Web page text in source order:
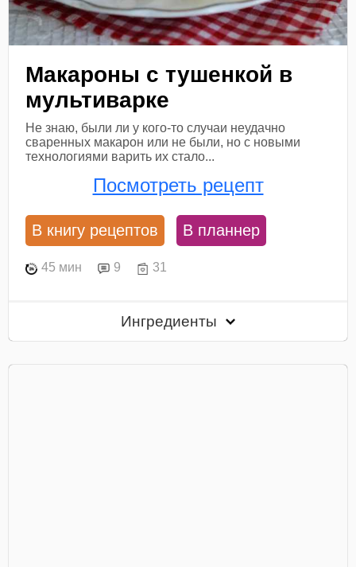
Макароны с тушенкой в
мультиварке
Не знаю, были ли у кого-то случаи неудачно
сваренных макарон или не были, но с новыми
технологиями варить их стало...
Посмотреть рецепт
В книгу рецептов В планнер
45 мин 9 31
Ингредиенты